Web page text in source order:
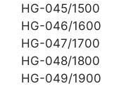
HG-045/1500
HG-046/1600
HG-047/1700
HG-048/1800
HG-049/1900